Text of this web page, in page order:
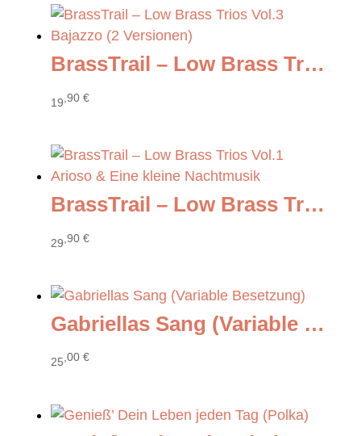
BrassTrail – Low Brass Trios Vol.3 Bajazzo (2 Versionen)
19 ,90 €
BrassTrail – Low Brass Trios Vol.1 Arioso & Eine kleine Nachtmusik
29 ,90 €
Gabriellas Sang (Variable Besetzung)
25,00 €